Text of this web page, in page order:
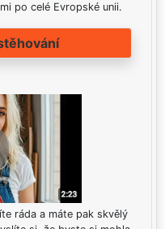
po celé Evropské unii.
ráda a máte pak skvělý